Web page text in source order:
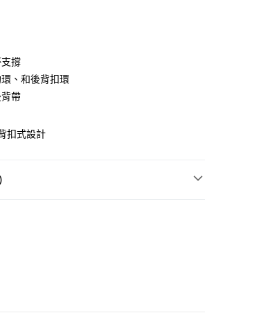
含以上)免運費
撐
、和後背扣環
帶
扣式設計